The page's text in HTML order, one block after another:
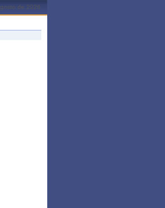
de 2026